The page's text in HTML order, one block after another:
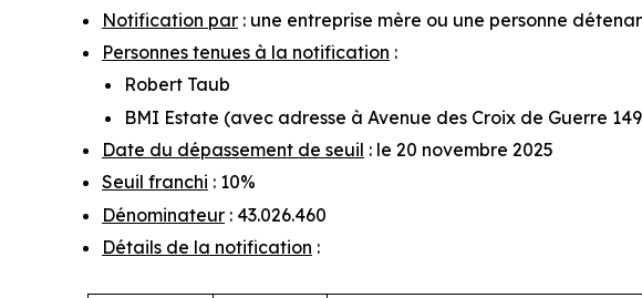
Notification par : une entreprise mère ou une personne
Personnes tenues à la notification :
Robert Taub
BMI Estate (avec adresse à Avenue des Croix de Guerre 149
Date du dépassement de seuil : le 20 novembre 2025
Seuil franchi : 10%
Dénominateur : 43.026.460
Détails de la notification :